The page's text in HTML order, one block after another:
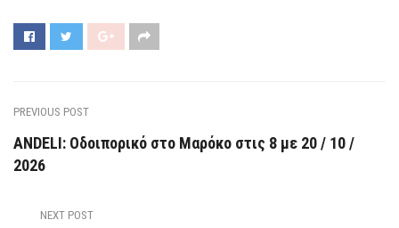
PREVIOUS POST
ANDELI: Οδοιπορικό στο Μαρόκο στις 8 με 20 / 10 /
2026
NEXT POST